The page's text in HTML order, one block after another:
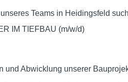
Teams in Heidingsfeld
IM TIEFBAU (m/w/d)
und Abwicklung unserer